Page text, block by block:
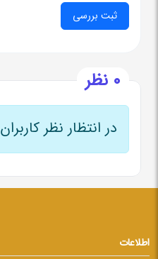
0 نظر
در انتظار نظر کاربران
اطلاعات